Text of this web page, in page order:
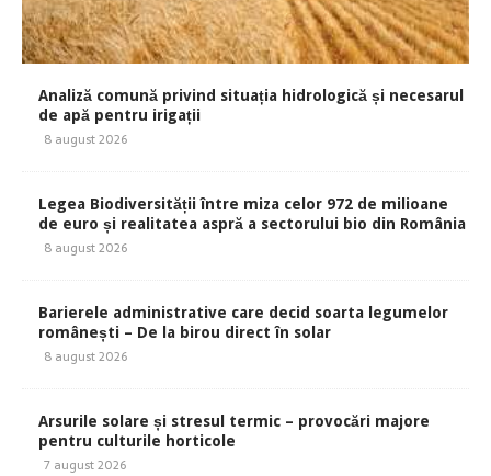
Analiză comună privind situația hidrologică și necesarul
de apă pentru irigații
8 august 2026
Legea Biodiversității între miza celor 972 de milioane
de euro și realitatea aspră a sectorului bio din România
8 august 2026
Barierele administrative care decid soarta legumelor
românești – De la birou direct în solar
8 august 2026
Arsurile solare și stresul termic – provocări majore
pentru culturile horticole
7 august 2026